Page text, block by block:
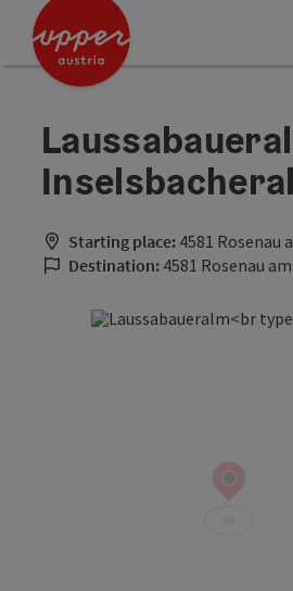
Accesskey
Accesskey
Starting place: 4581 Rosenau
Destination: 4581 Rosenau